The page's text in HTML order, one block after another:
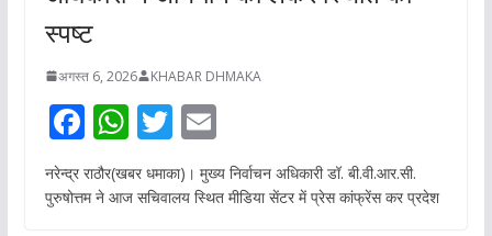
स्पष्ट
अगस्त 6, 2026 KHABAR DHMAKA
F
ac
e
W
h
at
T
w
itt
E
m
ai
नरेन्द्र राठौर(खबर धमाका)। मुख्य निर्वाचन अधिकारी डॉ. बी.वी.आर.सी.
पुरुषोत्तम ने आज सचिवालय स्थित मीडिया सेंटर में प्रेस कांफ्रेंस कर प्रदेश